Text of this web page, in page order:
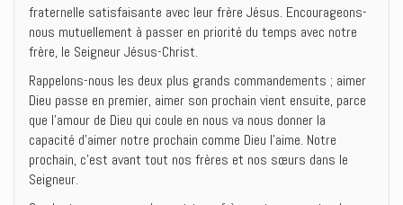
fraternelle satisfaisante avec leur frère Jésus. Encourageons-
nous mutuellement à passer en priorité du temps avec notre
frère, le Seigneur Jésus-Christ.
Rappelons-nous les deux plus grands commandements ; aimer
Dieu passe en premier, aimer son prochain vient ensuite, parce
que l’amour de Dieu qui coule en nous va nous donner la
capacité d’aimer notre prochain comme Dieu l’aime. Notre
prochain, c’est avant tout nos frères et nos sœurs dans le
Seigneur.